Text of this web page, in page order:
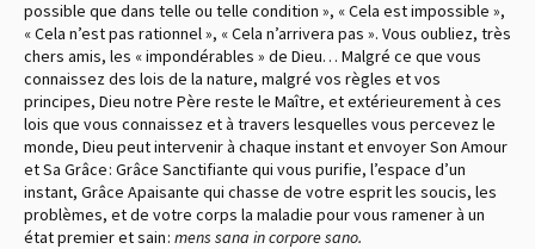
possible que dans telle ou telle condition », « Cela est impossible »,
« Cela n’est pas rationnel », « Cela n’arrivera pas ». Vous oubliez, très
chers amis, les « impondérables » de Dieu… Malgré ce que vous
connaissez des lois de la nature, malgré vos règles et vos
principes, Dieu notre Père reste le Maître, et extérieurement à ces
lois que vous connaissez et à travers lesquelles vous percevez le
monde, Dieu peut intervenir à chaque instant et envoyer Son Amour
et Sa Grâce : Grâce Sanctifiante qui vous purifie, l’espace d’un
instant, Grâce Apaisante qui chasse de votre esprit les soucis, les
problèmes, et de votre corps la maladie pour vous ramener à un
état premier et sain : mens sana in corpore sano.